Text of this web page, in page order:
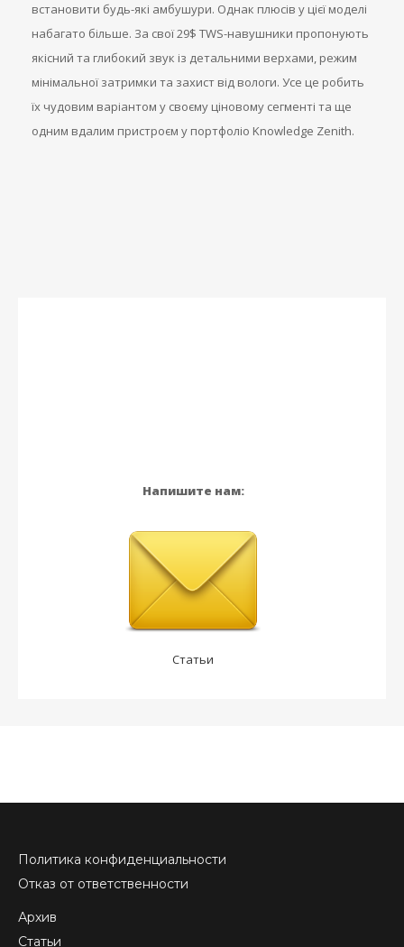
встановити будь-які амбушури. Однак плюсів у цієї моделі
набагато більше. За свої 29$ TWS-навушники пропонують
якісний та глибокий звук із детальними верхами, режим
мінімальної затримки та захист від вологи. Усе це робить
їх чудовим варіантом у своєму ціновому сегменті та ще
одним вдалим пристроєм у портфоліо Knowledge Zenith.
Напишите нам:
Статьи
Политика конфиденциальности
Отказ от ответственности
Архив
Статьи